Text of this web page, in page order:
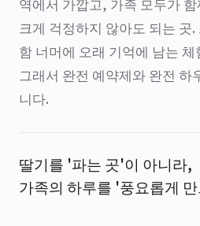
크게 걱정하지 않아도 되는 곳
함 너머에 오래 기억에 남는
그래서 완전 예약제와 완전 하
니다.
딸기를 '파는 곳'이 아니라,
가족의 하루를 '풍요롭게